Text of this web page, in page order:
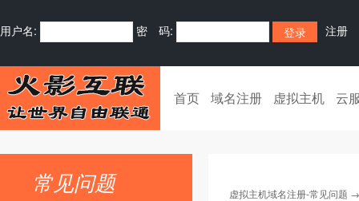
用户名: 密 码: 注册
首页 域名注册 虚拟主机 云
常见问题 虚拟主机域名注册-常见问题